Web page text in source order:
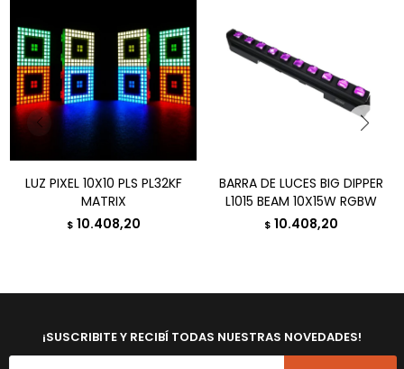
LUZ PIXEL 10X10 PLS PL32KF
MATRIX
$ 10.408,20
BARRA DE LUCES BIG DIPPER
L1015 BEAM 10X15W RGBW
$ 10.408,20
¡SUSCRIBITE Y RECIBÍ TODAS NUESTRAS NOVEDADES!